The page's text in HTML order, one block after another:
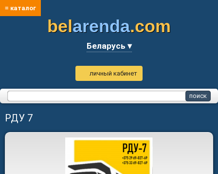
≡ каталог
belarenda.com
Беларусь ▾
личный кабинет
РДУ 7